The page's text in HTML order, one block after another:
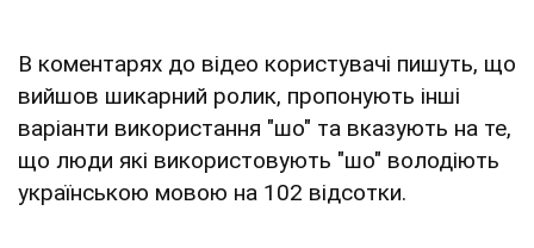
В коментарях до відео користувачі пишуть, що
вийшов шикарний ролик, пропонують інші
варіанти використання "шо" та вказують на те,
що люди які використовують "шо" володіють
українською мовою на 102 відсотки.